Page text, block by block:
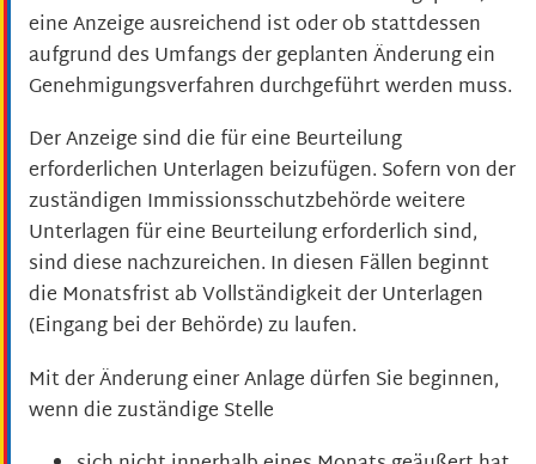
eine Anzeige ausreichend ist oder ob stattdessen
aufgrund des Umfangs der geplanten Änderung ein
Genehmigungsverfahren durchgeführt werden muss.
Der Anzeige sind die für eine Beurteilung
erforderlichen Unterlagen beizufügen. Sofern von der
zuständigen Immissionsschutzbehörde weitere
Unterlagen für eine Beurteilung erforderlich sind,
sind diese nachzureichen. In diesen Fällen beginnt
die Monatsfrist ab Vollständigkeit der Unterlagen
(Eingang bei der Behörde) zu laufen.
Mit der Änderung einer Anlage dürfen Sie beginnen,
wenn die zuständige Stelle